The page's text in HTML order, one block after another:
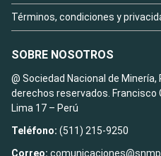
Términos, condiciones y
SOBRE NOSOTROS
@ Sociedad Nacional de
derechos reservados. Francisco
Lima 17 – Perú
Teléfono: (511) 215-9250
Correo: